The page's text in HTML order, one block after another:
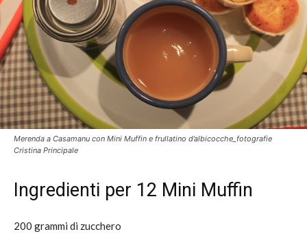
Merenda a Casamanu con Mini Muffin e frullatino d’albicocche_fotografie
Cristina Principale
Ingredienti per 12 Mini Muffin
200 grammi di zucchero